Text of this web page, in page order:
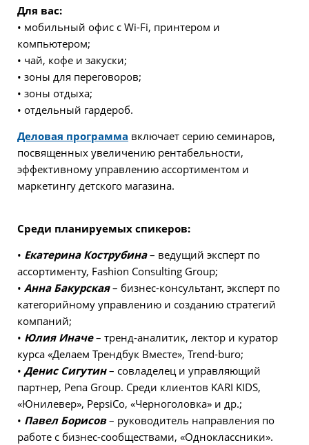
Для вас:
• мобильный офис с Wi-Fi, принтером и
компьютером;
• чай, кофе и закуски;
• зоны для переговоров;
• зоны отдыха;
• отдельный гардероб.
Деловая программа включает серию семинаров,
посвященных увеличению рентабельности,
эффективному управлению ассортиментом и
маркетингу детского магазина.
Среди планируемых спикеров:
• Екатерина Кострубина– ведущий эксперт по
ассортименту, Fashion Consulting Group;
• Анна Бакурская– бизнес-консультант, эксперт по
категорийному управлению и созданию стратегий
компаний;
• Юлия Иначе– тренд-аналитик, лектор и куратор
курса «Делаем Трендбук Вместе», Trend-buro;
• Денис Сигутин– совладелец и управляющий
партнер, Pena Group. Среди клиентов KARI KIDS,
«Юнилевер», PepsiCo, «Черноголовка» и др.;
• Павел Борисов– руководитель направления по
работе с бизнес-сообществами, «Одноклассники».